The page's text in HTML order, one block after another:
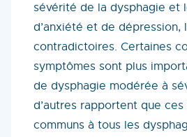
sévérité de la dysphagie et
d’anxiété et de dépression,
contradictoires. Certaines
symptômes sont plus
de dysphagie modérée à
d’autres rapportent que
communs à tous les